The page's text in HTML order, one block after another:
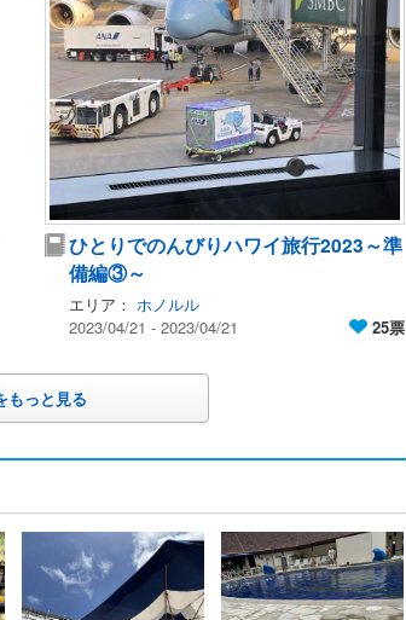
ひとりでのんびりハワイ旅行2023～準
備編③～
エリア： ホノルル
2023/04/21 - 2023/04/21
25票
もっと見る